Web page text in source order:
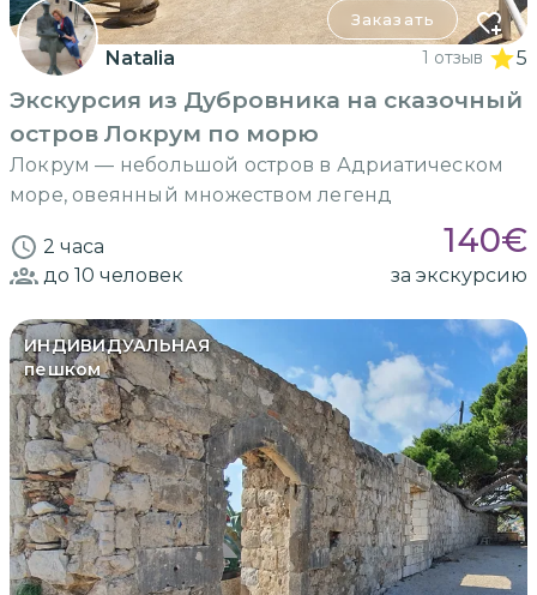
Заказать
Natalia 1 отзыв 5
Экскурсия из Дубровника на сказочный
остров Локрум по морю
Локрум — небольшой остров в Адриатическом
море, овеянный множеством легенд
2 часа 140€
до 10 человек за экскурсию
ИНДИВИДУАЛЬНАЯ
пешком